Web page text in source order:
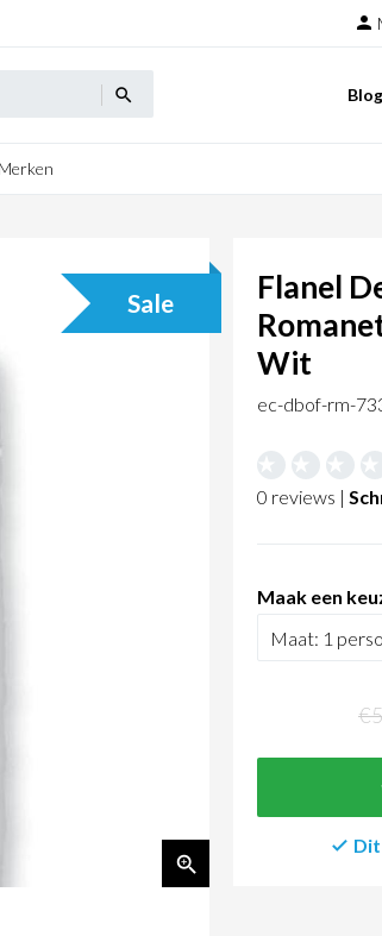
search Blog
Merken
Sale
Flanel
Wit
ec-dbof-rm-
0 reviews |
Maak een